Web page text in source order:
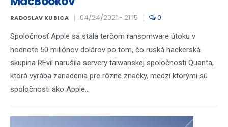
RADOSLAV KUBICA 04/24/2021 - 21:15 0
Spoločnosť Apple sa stala terčom ransomware útoku v
hodnote 50 miliónov dolárov po tom, čo ruská hackerská
skupina REvil narušila servery taiwanskej spoločnosti Quanta,
ktorá vyrába zariadenia pre rôzne značky, medzi ktorými sú
spoločnosti ako Apple...